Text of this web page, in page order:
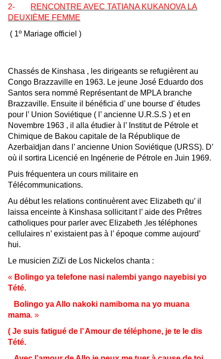
2-
RENCONTRE AVEC TATIANA KUKANOVA LA
DEUXIÈME FEMME
( 1º Mariage officiel )
Chassés de Kinshasa , les dirigeants se refugièrent au
Congo Brazzaville en 1963. Le jeune José Eduardo dos
Santos sera nommé Représentant de MPLA branche
Brazzaville. Ensuite il bénéficia d’ une bourse d' études
pour l’ Union Soviétique ( l’ ancienne U.R.S.S ) et en
Novembre 1963 , il alla étudier à l’ Institut de Pétrole et
Chimique de Bakou capitale de la République de
Azerbaïdjan dans l’ ancienne Union Soviétique (URSS). D’
où il sortira Licencié en Ingénerie de Pétrole en Juin 1969.
Puis fréquentera un cours militaire en
Télécommunications.
Au début les relations continuèrent avec Elizabeth qu’ il
laissa enceinte à Kinshasa sollicitant l’ aide des Prêtres
catholiques pour parler avec Elizabeth ,les téléphones
cellulaires n’ existaient pas à l’ époque comme aujourd’
hui.
Le musicien ZiZi de Los Nickelos chanta :
« Bolingo ya telefone nasi nalembi yango nayebisi yo
Tété.
Bolingo ya Allo nakoki namiboma na yo muana
mama. »
( Je suis fatigué de l’ Amour de téléphone, je te le dis
Tété.